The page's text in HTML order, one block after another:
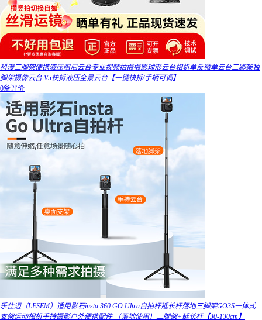
科漫三脚架便携液压阻尼云台专业视频拍摄摄影球形云台相机单反微单云台三脚架独
脚架摄像云台 V5快拆液压全景云台【一键快拆/手柄可调】
0条评价
乐仕迈（LESEM）适用影石insta 360 GO Ultra自拍杆延长杆落地三脚架GO3S一体式
支架运动相机手持摄影户外便携配件 （落地使用）三脚架+延长杆【30-130cm】